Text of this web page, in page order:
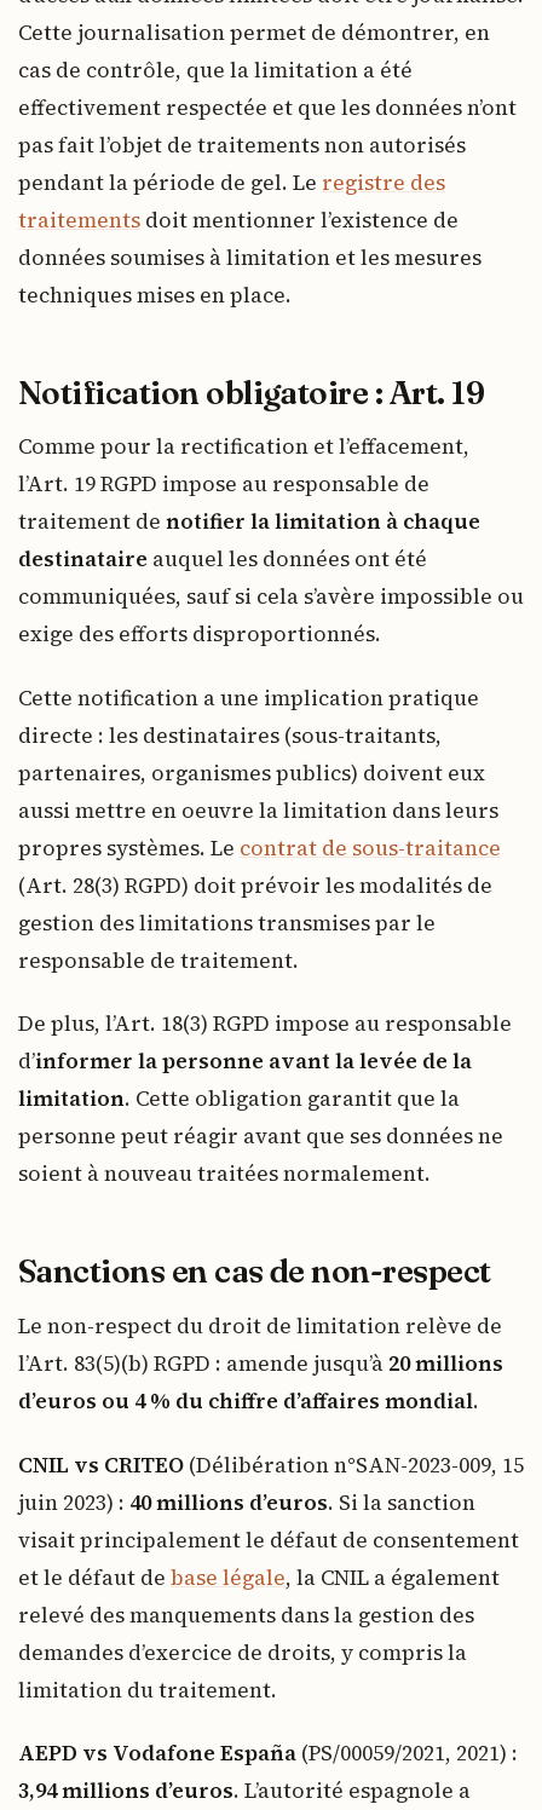
Cette journalisation permet de démontrer, en
cas de contrôle, que la limitation a été
effectivement respectée et que les données n’ont
pas fait l’objet de traitements non autorisés
pendant la période de gel. Le registre des
traitements doit mentionner l’existence de
données soumises à limitation et les mesures
techniques mises en place.
Notification obligatoire : Art. 19
Comme pour la rectification et l’effacement,
l’Art. 19 RGPD impose au responsable de
traitement de notifier la limitation à chaque
destinataire auquel les données ont été
communiquées, sauf si cela s’avère impossible ou
exige des efforts disproportionnés.
Cette notification a une implication pratique
directe : les destinataires (sous-traitants,
partenaires, organismes publics) doivent eux
aussi mettre en oeuvre la limitation dans leurs
propres systèmes. Le contrat de sous-traitance
(Art. 28(3) RGPD) doit prévoir les modalités de
gestion des limitations transmises par le
responsable de traitement.
De plus, l’Art. 18(3) RGPD impose au responsable
d’informer la personne avant la levée de la
limitation. Cette obligation garantit que la
personne peut réagir avant que ses données ne
soient à nouveau traitées normalement.
Sanctions en cas de non-respect
Le non-respect du droit de limitation relève de
l’Art. 83(5)(b) RGPD : amende jusqu’à 20 millions
d’euros ou 4 % du chiffre d’affaires mondial.
CNIL vs CRITEO (Délibération n°SAN-2023-009, 15
juin 2023) : 40 millions d’euros. Si la sanction
visait principalement le défaut de consentement
et le défaut de base légale, la CNIL a également
relevé des manquements dans la gestion des
demandes d’exercice de droits, y compris la
limitation du traitement.
AEPD vs Vodafone España (PS/00059/2021, 2021) :
3,94 millions d’euros. L’autorité espagnole a